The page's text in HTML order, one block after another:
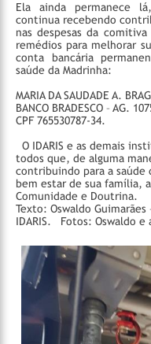
Ela ainda permanece
continua recebendo
nas despesas da
remédios para melhorar
conta bancária
saúde da Madrinha:
MARIA DA SAUDADE A.
BANCO BRADESCO – AG.
CPF 765530787-34.
O IDARIS e as demais
todos que, de alguma
contribuindo para a saúde
bem estar de sua família,
Comunidade e Doutrina.
Texto: Oswaldo
IDARIS.
Fotos: Oswaldo e